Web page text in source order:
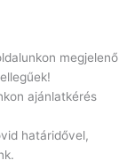
megjelenő
ajánlatkérés
határidővel,